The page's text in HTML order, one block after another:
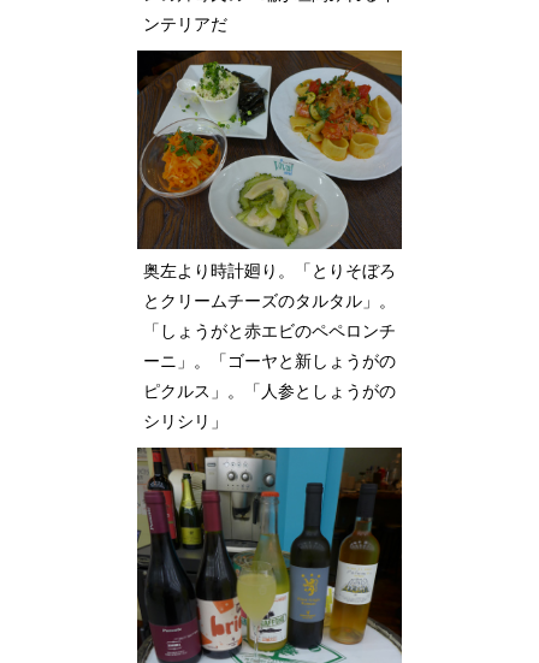
ンテリアだ
奥左より時計廻り。「とりそぼろ
とクリームチーズのタルタル」。
「しょうがと赤エビのペペロンチ
ーニ」。「ゴーヤと新しょうがの
ピクルス」。「人参としょうがの
シリシリ」